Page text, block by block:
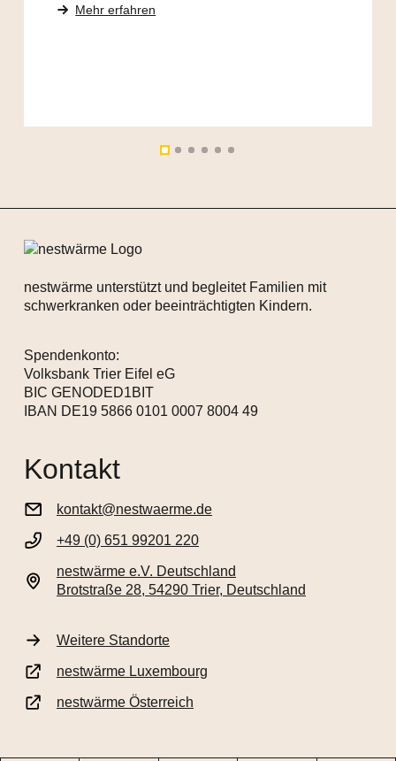
Mehr erfahren
nestwärme unterstützt und begleitet Familien mit
schwerkranken oder beeinträchtigten Kindern.
Spendenkonto:
Volksbank Trier Eifel eG
BIC GENODED1BIT
IBAN DE19 5866 0101 0007 8004 49
Kontakt
kontakt@nestwaerme.de
+49 (0) 651 99201 220
nestwärme e.V. Deutschland
Brotstraße 28, 54290 Trier, Deutschland
Weitere Standorte
nestwärme Luxembourg
nestwärme Österreich